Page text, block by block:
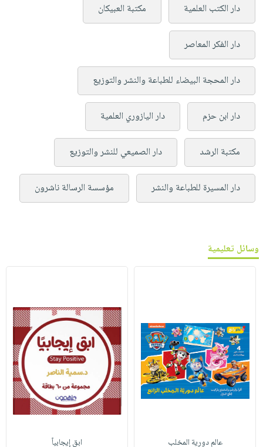
دار الكتب العلمية مكتبة العبيكان
دار الفكر المعاصر
دار المحجة البيضاء للطباعة والنشر والتوزيع
دار ابن حزم دار اليازوري العلمية
مكتبة الرشد دار الصميعي للنشر والتوزيع
دار المسيرة للطباعة والنشر مؤسسة الرسالة ناشرون
وسائل تعليمية
عالم دورية المخلب ابق إيجابياً